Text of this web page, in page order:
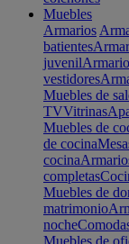
Muebles
Armarios
batientes
juvenil
vestidores
Muebles de
TVVitrinas
Muebles de
de cocina
cocina
completas
Muebles de
matrimonio
noche
Muebles de